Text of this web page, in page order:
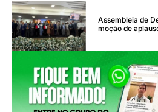
Assembleia de
moção de